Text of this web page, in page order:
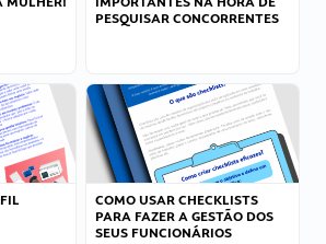
PESQUISAR CONCORRENTES
COMO USAR CHECKLISTS
PARA FAZER A GESTÃO DOS
SEUS FUNCIONÁRIOS